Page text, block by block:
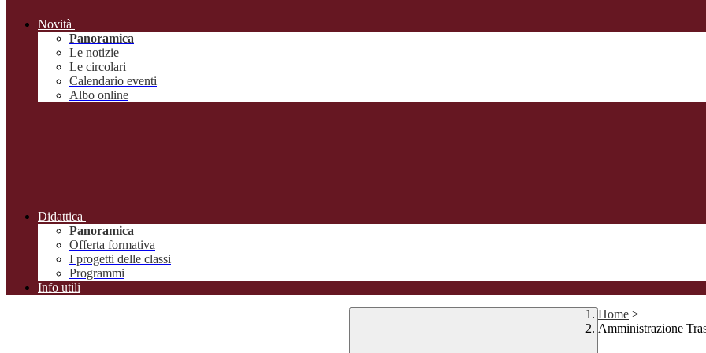
Novità
Panoramica
Le notizie
Le circolari
Calendario eventi
Albo online
Didattica
Panoramica
Offerta formativa
I progetti delle classi
Programmi
Info utili
Home >
Amministrazione